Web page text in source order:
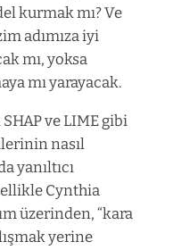
kurmak mı? Ve
adımıza iyi
mı, yoksa
mı yarayacak.
ve LIME gibi
nasıl
yanıltıcı
Cynthia
üzerinden, “kara
yerine